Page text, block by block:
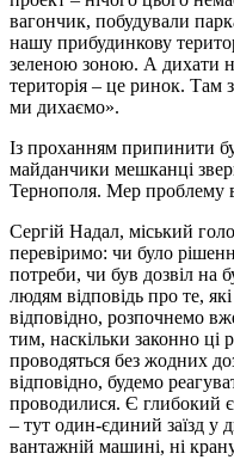
вагончик, побудували
нашу прибудинкову
зеленою зоною. А дихати
територія – це ринок. Там
ми дихаємо».
Із проханням припинити
майданчики мешканці
Тернополя. Мер проблему
Сергій Надал, міський
перевіримо: чи було
потреби, чи був дозвіл на
людям відповідь про те,
відповідно, розпочнемо
тим, наскільки законно
проводяться без жодних
відповідно, будемо
проводилися. Є глибокий
– тут один-єдиний заїзд у
вантажній машині, ні